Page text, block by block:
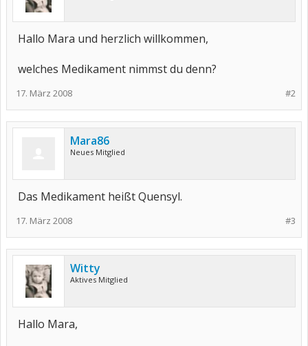
Hallo Mara und herzlich willkommen,
welches Medikament nimmst du denn?
#2
17. März 2008
Mara86
Neues Mitglied
Das Medikament heißt Quensyl.
#3
17. März 2008
Witty
Aktives Mitglied
Hallo Mara,